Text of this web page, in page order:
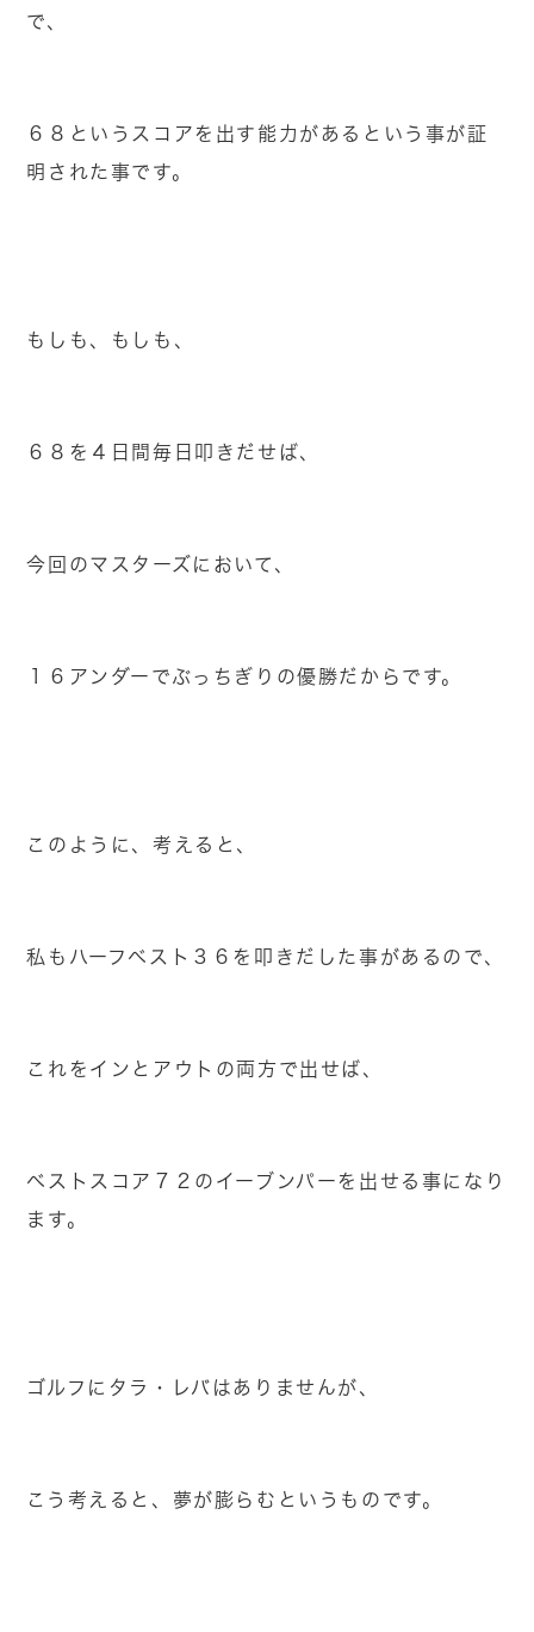
で、
６８というスコアを出す能力があるという事が証
明された事です。
もしも、もしも、
６８を４日間毎日叩きだせば、
今回のマスターズにおいて、
１６アンダーでぶっちぎりの優勝だからです。
このように、考えると、
私もハーフベスト３６を叩きだした事があるので、
これをインとアウトの両方で出せば、
ベストスコア７２のイーブンパーを出せる事になり
ます。
ゴルフにタラ・レバはありませんが、
こう考えると、夢が膨らむというものです。